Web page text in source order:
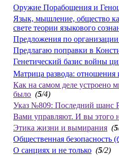
Оружие Порабощения и
Язык, мышление, общество
свете теории языкового
Предложения по
Предлагаю поправки в
Генетический базис войны
Матрица развода: отношения
Как на самом деле устроено
было (5/4)
Указ №809: Последний шанс
Вами управляют. И вы этого
Этика жизни и вымирания (5
Общественная безопасность
О санциях и не только (5/2)